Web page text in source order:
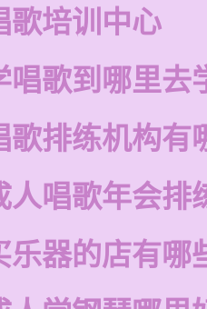
歌培训中心
唱歌到哪里去
歌排练机构有
人唱歌年会排
乐器的店有哪